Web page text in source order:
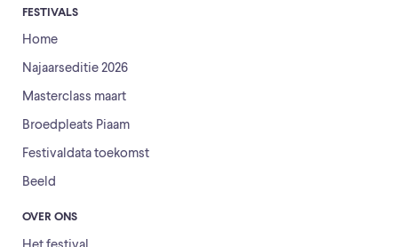
FESTIVALS
Home
Najaarseditie 2026
Masterclass maart
Broedpleats Piaam
Festivaldata toekomst
Beeld
OVER ONS